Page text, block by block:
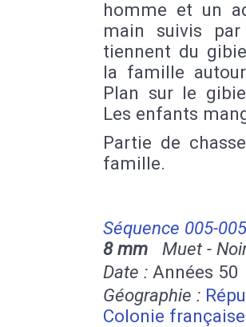
homme et un
main suivis
tiennent du
la famille
Plan sur le
Les enfants
Partie de
famille.
Séquence 005-005
8 mm Muet -
Date : Années 50
Géographie :
Colonie française